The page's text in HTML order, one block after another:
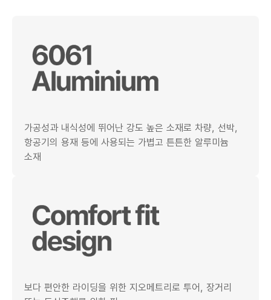
가공성과 내식성에 뛰어난 강도 높은 소재로 차량, 선박,
항공기의 용재 등에 사용되는 가볍고 튼튼한 알루미늄
소재
보다 편안한 라이딩을 위한 지오메트리로 투어, 장거리